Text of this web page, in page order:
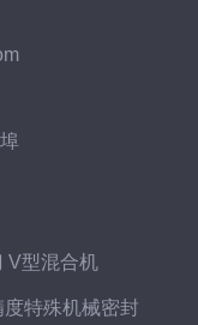
V型混合机
特殊机械密封